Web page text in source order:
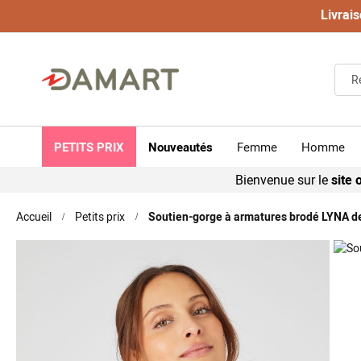
PETITS PRIX Nouveautés Femme Homme
Bienvenue sur lesite
Accueil Petits prix Soutien-gorge à armatures brodé LYNA